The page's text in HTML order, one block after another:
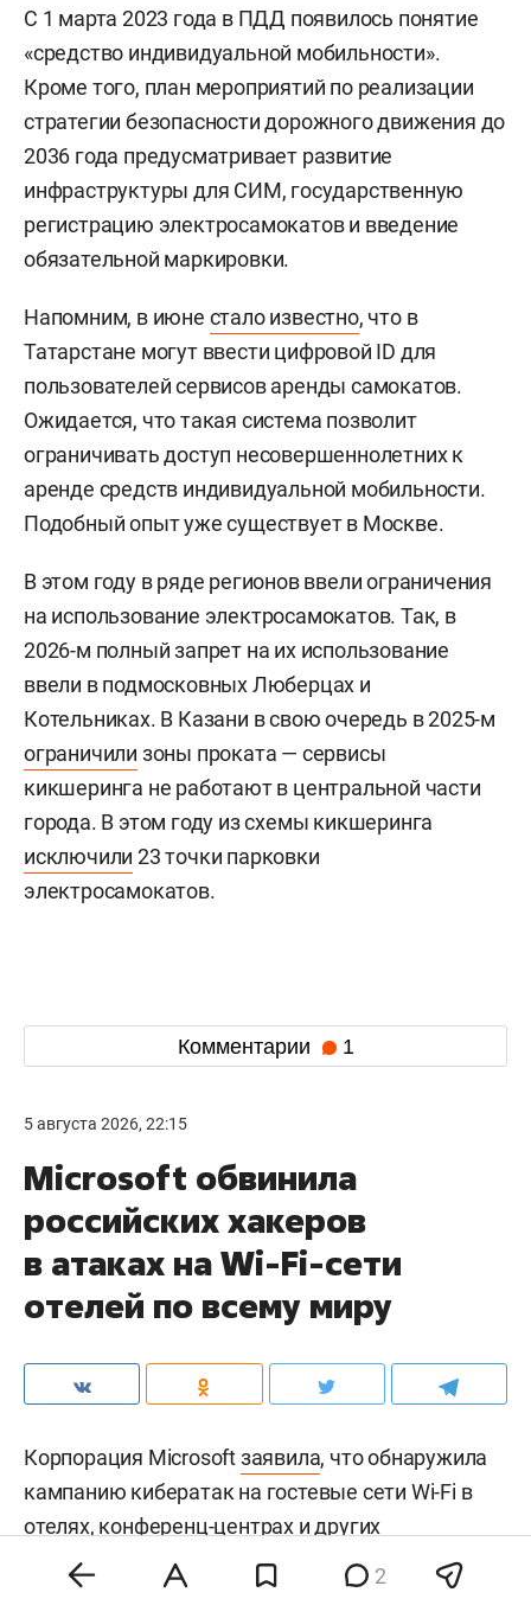
С 1 марта 2023 года в ПДД появилось понятие
«средство индивидуальной мобильности».
Кроме того, план мероприятий по реализации
стратегии безопасности дорожного движения до
2036 года предусматривает развитие
инфраструктуры для СИМ, государственную
регистрацию электросамокатов и введение
обязательной маркировки.
Напомним, в июне стало известно, что в
Татарстане могут ввести цифровой ID для
пользователей сервисов аренды самокатов.
Ожидается, что такая система позволит
ограничивать доступ несовершеннолетних к
аренде средств индивидуальной мобильности.
Подобный опыт уже существует в Москве.
В этом году в ряде регионов ввели ограничения
на использование электросамокатов. Так, в
2026-м полный запрет на их использование
ввели в подмосковных Люберцах и
Котельниках. В Казани в свою очередь в 2025-м
ограничили зоны проката — сервисы
кикшеринга не работают в центральной части
города. В этом году из схемы кикшеринга
исключили 23 точки парковки
электросамокатов.
Комментарии 1
5 августа 2026, 22:15
Microsoft обвинила
российских хакеров
в атаках на Wi-Fi-сети
отелей по всему миру
Корпорация Microsoftзаявила, что обнаружила
кампанию кибератак на гостевые сети Wi-Fi в
отелях, конференц-центрах и других
общественных местах по всему миру. В
компании утверждают, что за атаками стоит
2